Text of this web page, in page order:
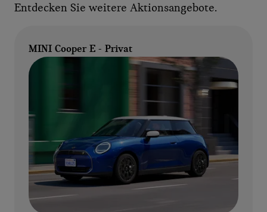
Entdecken Sie weitere Aktionsangebote.
MINI Cooper E - Privat